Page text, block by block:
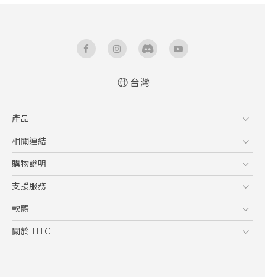
English - User manual
台灣
產品
5G
智慧型手機
配件
相關連結
HTC Research
購物說明
購物須知
訂單管理
付款方式
支援服務
到府收送維修服務
服務中心資訊
客戶服務佈告欄
軟體
應用程式
關於 HTC